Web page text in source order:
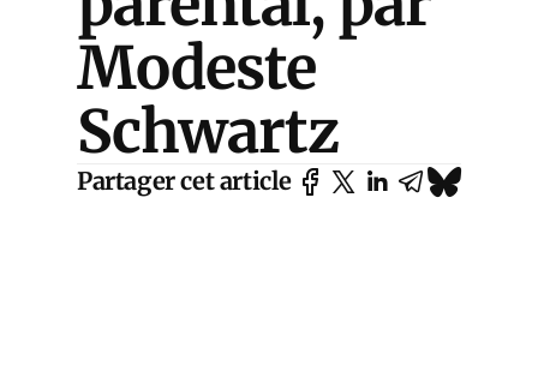
Modeste
Schwartz
Partager cet article